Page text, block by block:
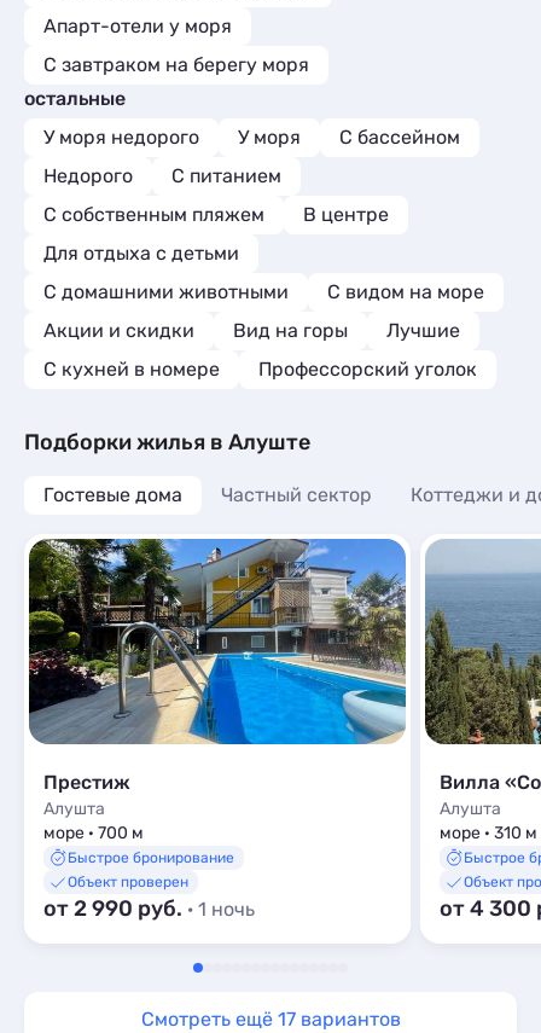
Апарт-отели у моря
С завтраком на берегу моря
остальные
У моря недорого
У моря
С бассейном
Недорого
С питанием
С собственным пляжем
В центре
Для отдыха с детьми
С домашними животными
С видом на море
Акции и скидки
Вид на горы
Лучшие
C кухней в номере
Профессорский уголок
Подборки жилья в Алуште
Гостевые дома Частный сектор Коттеджи и
Престиж
Алушта
море · 700 м
Быстрое бронирование
Объект проверен
от 2 990 руб. · 1 ночь
Вилла
Алушта
море · 310 м
Быстрое
Объект
от 4 300
Смотреть ещё 17 вариантов